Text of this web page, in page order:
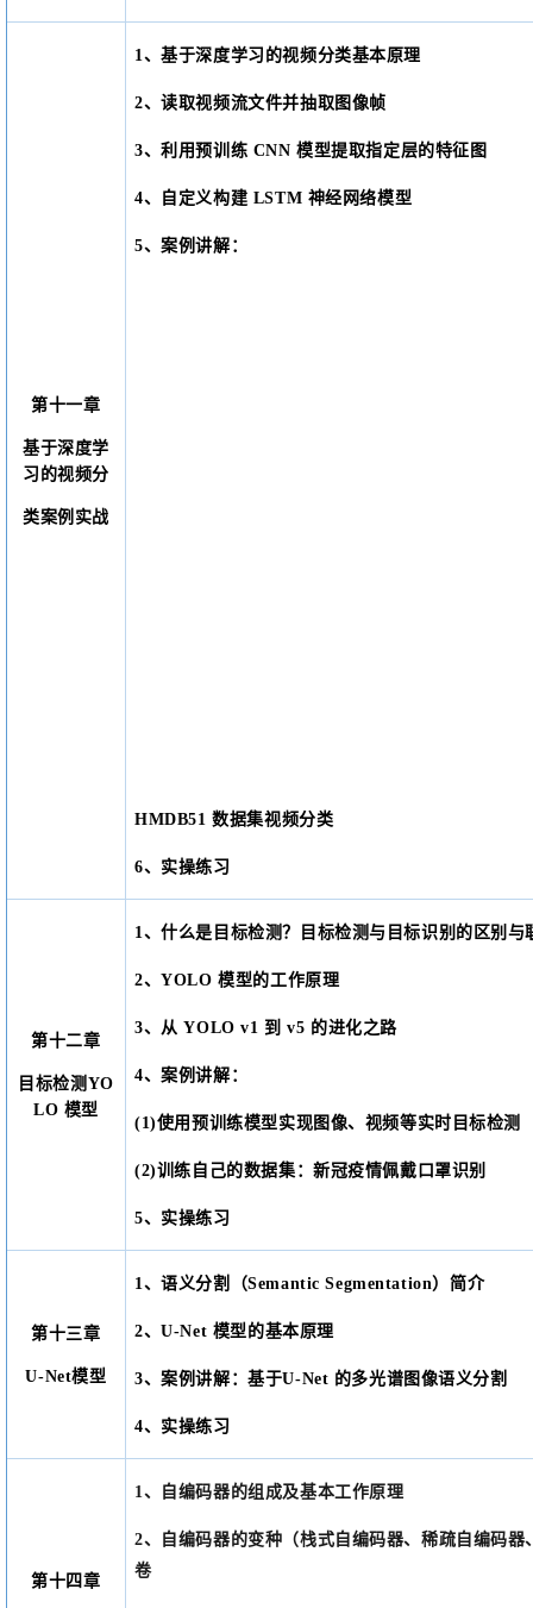
第十一章
基于深度学
习的视频分
类案例实战
1、基于深度学习的视频分类基本原理
2、读取视频流文件并抽取图像帧
3、利用预训练 CNN 模型提取指定层的特征图
4、自定义构建 LSTM 神经网络模型
5、案例讲解：
HMDB51 数据集视频分类
6、实操练习
第十二章
目标检测 YO
LO 模型
1、什么是目标检测？目标检测与目标识别的区别
2、YOLO 模型的工作原理
3、从 YOLO v1 到 v5 的进化之路
4、案例讲解：
(1)使用预训练模型实现图像、视频等实时目标检测
(2)训练自己的数据集：新冠疫情佩戴口罩识别
5、实操练习
第十三章
U-Net模型
1、语义分割（Semantic Segmentation）简介
2、U-Net 模型的基本原理
3、案例讲解：基于U-Net 的多光谱图像语义分割
4、实操练习
第十四章
1、自编码器的组成及基本工作原理
2、自编码器的变种（栈式自编码器、稀疏自编码器
卷